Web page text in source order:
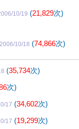
10/19 (21,829次)
2006/10/18 (74,866次)
(35,734次)
次)
17 (34,602次)
17 (19,299次)